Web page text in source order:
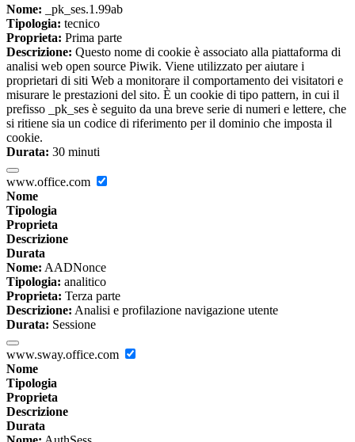
Nome: _pk_ses.1.99ab
Tipologia: tecnico
Proprieta: Prima parte
Descrizione: Questo nome di cookie è associato alla piattaforma di
analisi web open source Piwik. Viene utilizzato per aiutare i
proprietari di siti Web a monitorare il comportamento dei visitatori e
misurare le prestazioni del sito. È un cookie di tipo pattern, in cui il
prefisso _pk_ses è seguito da una breve serie di numeri e lettere, che
si ritiene sia un codice di riferimento per il dominio che imposta il
cookie.
Durata: 30 minuti
www.office.com
Nome
Tipologia
Proprieta
Descrizione
Durata
Nome: AADNonce
Tipologia: analitico
Proprieta: Terza parte
Descrizione: Analisi e profilazione navigazione utente
Durata: Sessione
www.sway.office.com
Nome
Tipologia
Proprieta
Descrizione
Durata